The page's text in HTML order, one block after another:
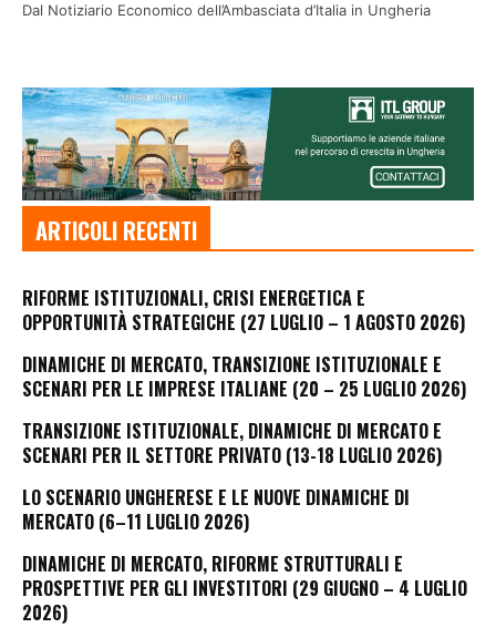
Dal Notiziario Economico dell’Ambasciata d’Italia in Ungheria
ARTICOLI RECENTI
RIFORME ISTITUZIONALI, CRISI ENERGETICA E
OPPORTUNITÀ STRATEGICHE (27 LUGLIO – 1 AGOSTO 2026)
DINAMICHE DI MERCATO, TRANSIZIONE ISTITUZIONALE E
SCENARI PER LE IMPRESE ITALIANE (20 – 25 LUGLIO 2026)
TRANSIZIONE ISTITUZIONALE, DINAMICHE DI MERCATO E
SCENARI PER IL SETTORE PRIVATO (13-18 LUGLIO 2026)
LO SCENARIO UNGHERESE E LE NUOVE DINAMICHE DI
MERCATO (6–11 LUGLIO 2026)
DINAMICHE DI MERCATO, RIFORME STRUTTURALI E
PROSPETTIVE PER GLI INVESTITORI (29 GIUGNO – 4 LUGLIO
2026)